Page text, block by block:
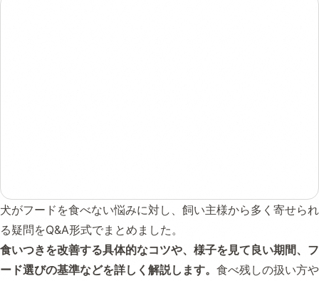
犬がフードを食べない悩みに対し、飼い主様から多く寄せられ
る疑問をQ&A形式でまとめました。
食いつきを改善する具体的なコツや、様子を見て良い期間、フ
ード選びの基準などを詳しく解説します。 食べ残しの扱い方や